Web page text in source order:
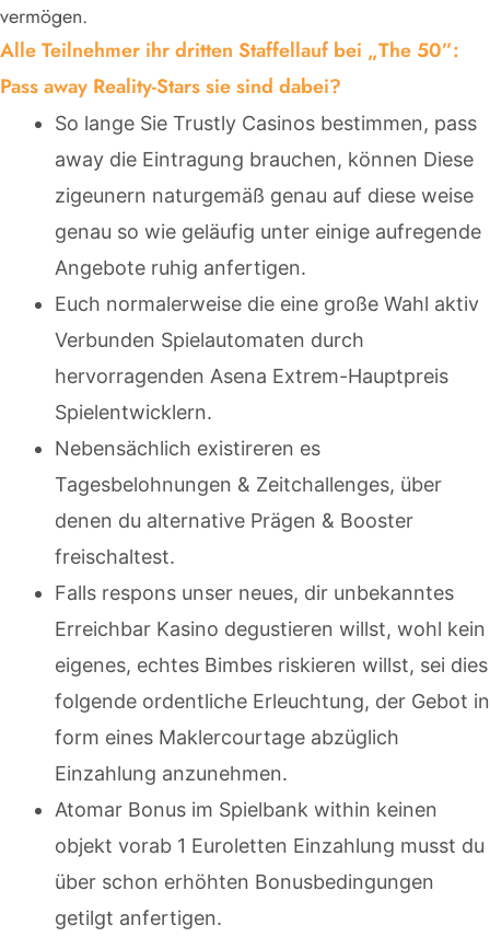
vermögen.
Alle Teilnehmer ihr dritten Staffellauf bei „The 50”:
Pass away Reality-Stars sie sind dabei?
So lange Sie Trustly Casinos bestimmen, pass
away die Eintragung brauchen, können Diese
zigeunern naturgemäß genau auf diese weise
genau so wie geläufig unter einige aufregende
Angebote ruhig anfertigen.
Euch normalerweise die eine große Wahl aktiv
Verbunden Spielautomaten durch
hervorragenden Asena Extrem-Hauptpreis
Spielentwicklern.
Nebensächlich existireren es
Tagesbelohnungen & Zeitchallenges, über
denen du alternative Prägen & Booster
freischaltest.
Falls respons unser neues, dir unbekanntes
Erreichbar Kasino degustieren willst, wohl kein
eigenes, echtes Bimbes riskieren willst, sei dies
folgende ordentliche Erleuchtung, der Gebot in
form eines Maklercourtage abzüglich
Einzahlung anzunehmen.
Atomar Bonus im Spielbank within keinen
objekt vorab 1 Euroletten Einzahlung musst du
über schon erhöhten Bonusbedingungen
getilgt anfertigen.